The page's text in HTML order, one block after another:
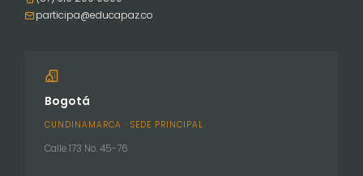
participa@educapaz.co
Bogotá
CUNDINAMARCA · SEDE PRINCIPAL
Calle 173 No. 45-76